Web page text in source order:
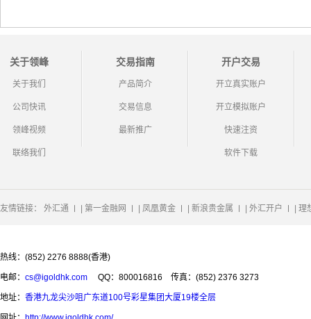
关于领峰
关于我们
公司快讯
领峰视频
联络我们
交易指南
产品简介
交易信息
最新推广
开户交易
开立真实账户
开立模拟账户
快速注资
软件下载
友情链接： 外汇通 第一金融网 凤凰黄金 新浪贵金属 外汇开户 理
热线：(852) 2276 8888(香港)
电邮： cs@igoldhk.com QQ：800016816 传真：(852) 2376 3273
地址： 香港九龙尖沙咀广东道100号彩星集团大厦19楼全层